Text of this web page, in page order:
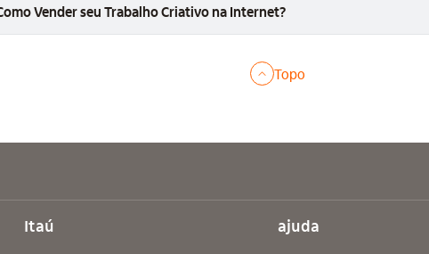
Vender seu Trabalho Criativo na Internet?
Topo
Itaú ajuda